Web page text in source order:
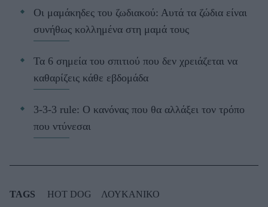
Οι μαμάκηδες του ζωδιακού: Αυτά τα ζώδια είναι
συνήθως κολλημένα στη μαμά τους
Τα 6 σημεία του σπιτιού που δεν χρειάζεται να
καθαρίζεις κάθε εβδομάδα
3-3-3 rule: Ο κανόνας που θα αλλάξει τον τρόπο
που ντύνεσαι
TAGS HOT DOG ΛΟΥΚΑΝΙΚΟ